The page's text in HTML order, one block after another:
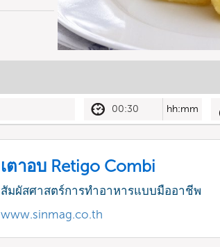
00:30 hh:mm
เตาอบ Retigo Combi
สัมผัสศาสตร์การทำอาหารแบบมืออาชีพ
www.sinmag.co.th